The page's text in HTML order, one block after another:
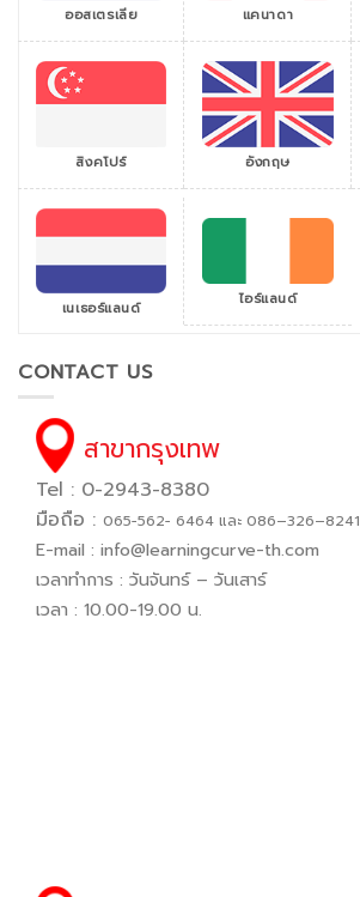
ออสเตรเลีย แคนาดา
สิงคโปร์ อังกฤษ
เนเธอร์แลนด์ ไอร์แลนด์
CONTACT US
สาขากรุงเทพ
Tel : 0-2943-8380
มือถือ : 065−562− 6464 และ 086–326–8241
E-mail : info@learningcurve-th.com
เวลาทำการ : วันจันทร์ – วันเสาร์
เวลา : 10.00-19.00 น.